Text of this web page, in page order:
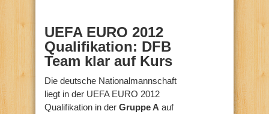
UEFA EURO 2012
Qualifikation: DFB
Team klar auf Kurs
Die deutsche Nationalmannschaft
liegt in der UEFA EURO 2012
Qualifikation in der Gruppe A auf